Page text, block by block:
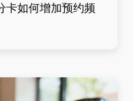
卡如何增加预约频